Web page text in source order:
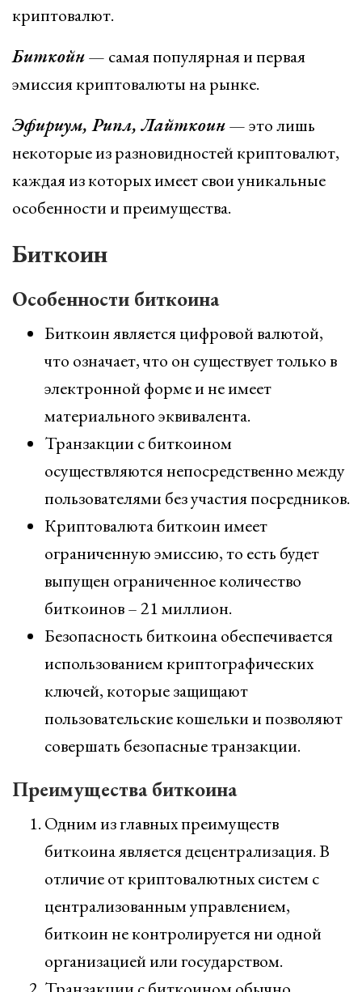
криптовалют.
Биткойн— самая популярная и первая
эмиссия криптовалюты на рынке.
Эфириум, Рипл, Лайткоин— это лишь
некоторые из разновидностей криптовалют,
каждая из которых имеет свои уникальные
особенности и преимущества.
Биткоин
Особенности биткоина
Биткоин является цифровой валютой,
что означает, что он существует только в
электронной форме и не имеет
материального эквивалента.
Транзакции с биткоином
осуществляются непосредственно между
пользователями без участия посредников.
Криптовалюта биткоин имеет
ограниченную эмиссию, то есть будет
выпущен ограниченное количество
биткоинов – 21 миллион.
Безопасность биткоина обеспечивается
использованием криптографических
ключей, которые защищают
пользовательские кошельки и позволяют
совершать безопасные транзакции.
Преимущества биткоина
Одним из главных преимуществ
биткоина является децентрализация. В
отличие от криптовалютных систем с
централизованным управлением,
биткоин не контролируется ни одной
организацией или государством.